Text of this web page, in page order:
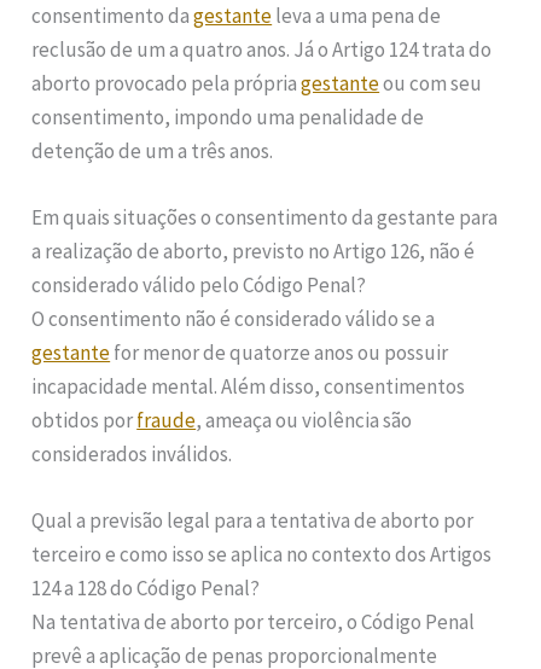
consentimento dagestanteleva a uma pena de
reclusão de um a quatro anos. Já o Artigo 124 trata do
aborto provocado pela própriagestanteou com seu
consentimento, impondo uma penalidade de
detenção de um a três anos.
Em quais situações o consentimento da gestante para
a realização de aborto, previsto no Artigo 126, não é
considerado válido pelo Código Penal?
O consentimento não é considerado válido se a
gestantefor menor de quatorze anos ou possuir
incapacidade mental. Além disso, consentimentos
obtidos porfraude, ameaça ou violência são
considerados inválidos.
Qual a previsão legal para a tentativa de aborto por
terceiro e como isso se aplica no contexto dos Artigos
124 a 128 do Código Penal?
Na tentativa de aborto por terceiro, o Código Penal
prevê a aplicação de penas proporcionalmente